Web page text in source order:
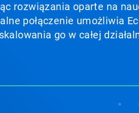
rozwiązania oparte na
połączenie umożliwia
go w całej